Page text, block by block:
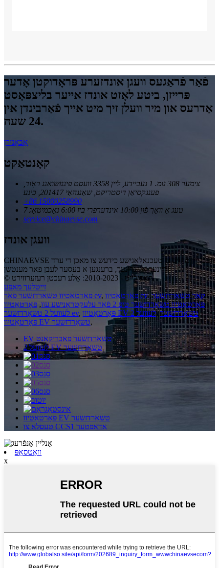
פֿאַר פֿראַגעס וועגן אונדזערע פּראָדוקטן אָדער
פּרייזן, ביטע לאָזט אונדז אייער בליצפּאָסט
אַדרעס און מיר וועלן זיך מיט אייך פֿאַרבינדן אין
24 שעה.
אַבאָנירן
קאָנטאַקט
צימער 308 נומ. 1 געביידע, ליין 3358 וועסט פינגזשואַנג ראָוד,
פענגקסיאַן דיסטריקט, שאַנגהאַי 201417, כינע
+86 15000258990
7 טעג אַ וואָך פֿון 10:00 אינדערפרי ביז 6:00 נאָכמיטאָג
service@chinaevse.com
וועגן אונדז
CHINAEVSE וועט זיין מחויב צו טעכנאלאגישע כידעש צו מאכן די ערד
ריינער און גרינער, ברענגען א בעסער לעבן פאר מענטשן!
© קאַפּירייט - 2010-2023: אַלע רעכטן רעזערווירט.
זייטלעך מאַפּע
פּאָרטאַטיוו טשאַרדזשער פֿאַר ev, פּאָרטאַטיוו ev קאַר טשאַרדזשער,
פּאָרטאַטיוו טשאַרדזשער טיפּ 2 פֿאַר עלעקטראָנישע עוו
, פּאָרטאַטיוו
לעוועל 2 טשאַרדזשער ev, פּאָרטאַטיוו EV טשאַרדזשער,
לעוועל 2
פּאָרטאַטיוו EV טשאַרדזשער,
EV טשאַרדזשער פאַבריקאַנט
לעוועל 2 EV טשאַרדזשער
פּאָרטאַטיוו EV טשאַרדזשער
טעסלאַ צו CCS1 אַדאַפּטער
וואַטסאַפּ
x